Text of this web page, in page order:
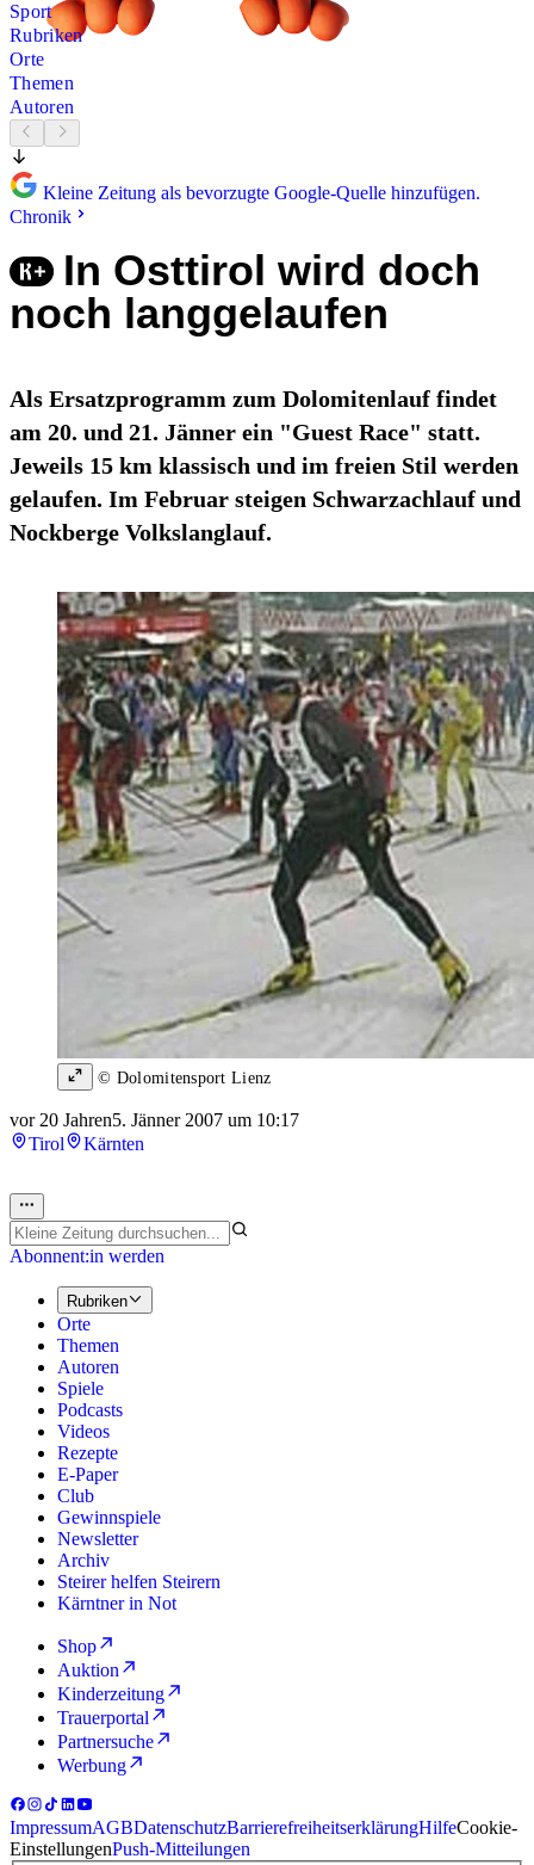
Sport
Rubriken
Orte
Themen
Autoren
Kleine Zeitung als bevorzugte Google-Quelle hinzufügen.
Chronik
In Osttirol wird doch
noch langgelaufen
Als Ersatzprogramm zum Dolomitenlauf findet
am 20. und 21. Jänner ein "Guest Race" statt.
Jeweils 15 km klassisch und im freien Stil werden
gelaufen. Im Februar steigen Schwarzachlauf und
Nockberge Volkslanglauf.
© Dolomitensport Lienz
vor 20 Jahren5. Jänner 2007 um 10:17
Tirol
Kärnten
Abonnent:in werden
Rubriken
Orte
Themen
Autoren
Spiele
Podcasts
Videos
Rezepte
E-Paper
Club
Gewinnspiele
Newsletter
Archiv
Steirer helfen Steirern
Kärntner in Not
Shop
Auktion
Kinderzeitung
Trauerportal
Partnersuche
Werbung
ImpressumAGBDatenschutzBarrierefreiheitserklärungHilfeCookie-
EinstellungenPush-Mitteilungen